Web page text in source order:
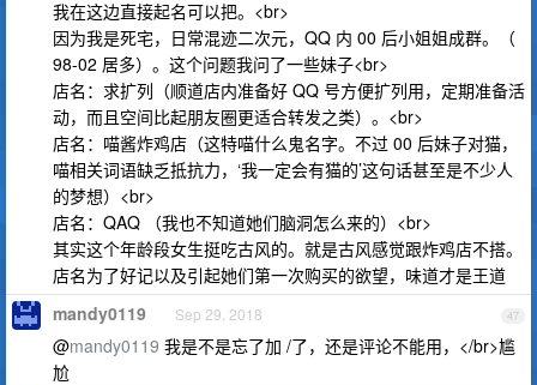
我在这边直接起名可以把。<br>
因为我是死宅，日常混迹二次元，QQ 内 00 后小姐姐成群。（
98-02 居多）。这个问题我问了一些妹子<br>
店名：求扩列（顺道店内准备好 QQ 号方便扩列用，定期准备活
动，而且空间比起朋友圈更适合转发之类）。<br>
店名：喵酱炸鸡店（这特喵什么鬼名字。不过 00 后妹子对猫，
喵相关词语缺乏抵抗力，‘我一定会有猫的’这句话甚至是不少人
的梦想）<br>
店名：QAQ （我也不知道她们脑洞怎么来的）<br>
其实这个年龄段女生挺吃古风的。就是古风感觉跟炸鸡店不搭。
店名为了好记以及引起她们第一次购买的欲望，味道才是王道
47
mandy0119 Sep 29, 2018
@mandy0119 我是不是忘了加 /了，还是评论不能用，</br>尴
尬